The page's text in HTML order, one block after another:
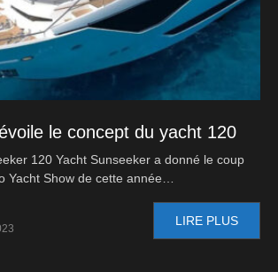
le concept du yacht 120
120 Yacht Sunseeker a donné le coup
Yacht Show de cette année…
LIRE PLUS